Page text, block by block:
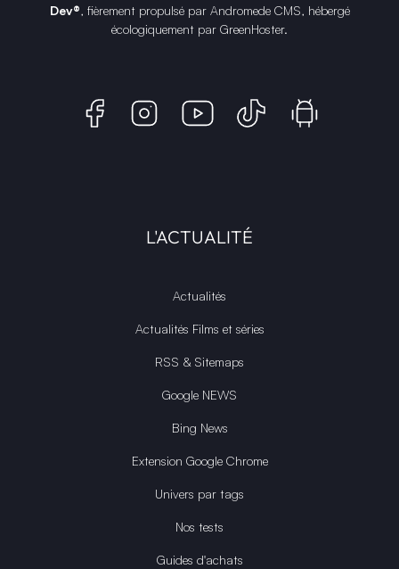
Dev®, fièrement propulsé par Andromede CMS, hébergé
écologiquement par GreenHoster.
L'ACTUALITÉ
Actualités
Actualités Films et séries
RSS & Sitemaps
Google NEWS
Bing News
Extension Google Chrome
Univers par tags
Nos tests
Guides d'achats